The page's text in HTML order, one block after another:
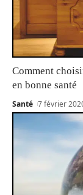
Comment
en bonne santé
Santé 7 février